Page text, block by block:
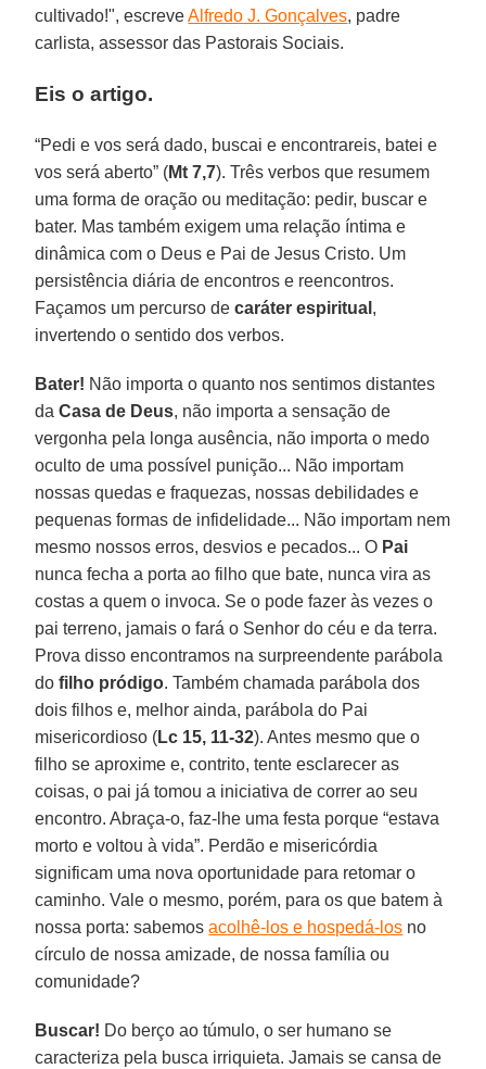
cultivado!", escreveAlfredo J. Gonçalves, padre
carlista, assessor das Pastorais Sociais.
Eis o artigo.
“Pedi e vos será dado, buscai e encontrareis, batei e
vos será aberto” (Mt 7,7). Três verbos que resumem
uma forma de oração ou meditação: pedir, buscar e
bater. Mas também exigem uma relação íntima e
dinâmica com o Deus e Pai de Jesus Cristo. Um
persistência diária de encontros e reencontros.
Façamos um percurso decaráter espiritual ,
invertendo o sentido dos verbos.
Bater! Não importa o quanto nos sentimos distantes
daCasa de Deus, não importa a sensação de
vergonha pela longa ausência, não importa o medo
oculto de uma possível punição... Não importam
nossas quedas e fraquezas, nossas debilidades e
pequenas formas de infidelidade... Não importam nem
mesmo nossos erros, desvios e pecados... O Pai
nunca fecha a porta ao filho que bate, nunca vira as
costas a quem o invoca. Se o pode fazer às vezes o
pai terreno, jamais o fará o Senhor do céu e da terra.
Prova disso encontramos na surpreendente parábola
dofilho pródigo. Também chamada parábola dos
dois filhos e, melhor ainda, parábola do Pai
misericordioso (Lc 15, 11-32). Antes mesmo que o
filho se aproxime e, contrito, tente esclarecer as
coisas, o pai já tomou a iniciativa de correr ao seu
encontro. Abraça-o, faz-lhe uma festa porque “estava
morto e voltou à vida”. Perdão e misericórdia
significam uma nova oportunidade para retomar o
caminho. Vale o mesmo, porém, para os que batem à
nossa porta: sabemosacolhê-los e hospedá-los no
círculo de nossa amizade, de nossa família ou
comunidade?
Buscar! Do berço ao túmulo, o ser humano se
caracteriza pela busca irriquieta. Jamais se cansa de